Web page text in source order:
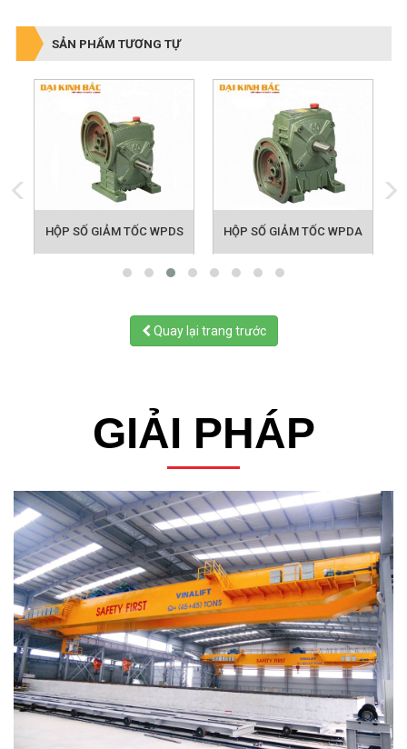
SẢN PHẨM TƯƠNG TỰ
HỘP SỐ GIẢM TỐC WPDS HỘP SỐ GIẢM TỐC WPDA
Quay lại trang trước
GIẢI PHÁP